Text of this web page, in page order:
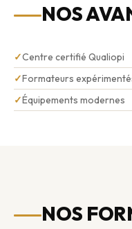
NOS
✓Centre certifié Qualiopi
✓Formateurs
✓Équipements modernes
NOS